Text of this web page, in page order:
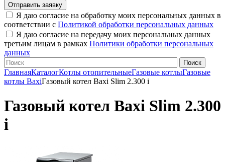
Я даю согласие на обработку моих персональных данных в
соответствии с Политикой обработки персональных данных
Я даю согласие на передачу моих персональных данных
третьим лицам в рамках Политики обработки персональных
данных
ГлавнаяКаталогКотлы отопительныеГазовые котлыГазовые
котлы BaxiГазовый котел Baxi Slim 2.300 i
Газовый котел Baxi Slim 2.300
i